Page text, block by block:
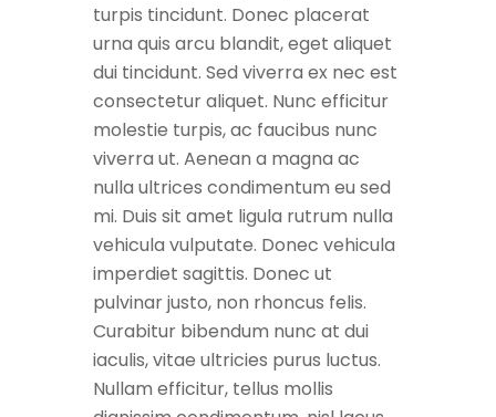
turpis tincidunt. Donec placerat
urna quis arcu blandit, eget aliquet
dui tincidunt. Sed viverra ex nec est
consectetur aliquet. Nunc efficitur
molestie turpis, ac faucibus nunc
viverra ut. Aenean a magna ac
nulla ultrices condimentum eu sed
mi. Duis sit amet ligula rutrum nulla
vehicula vulputate. Donec vehicula
imperdiet sagittis. Donec ut
pulvinar justo, non rhoncus felis.
Curabitur bibendum nunc at dui
iaculis, vitae ultricies purus luctus.
Nullam efficitur, tellus mollis